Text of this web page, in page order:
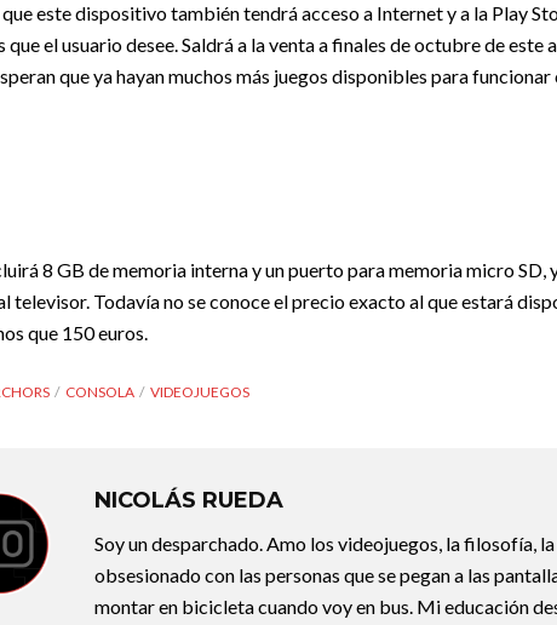
este dispositivo también tendrá acceso a Internet y a la Play
que el usuario desee. Saldrá a la venta a finales de octubre de este
que ya hayan muchos más juegos disponibles para funcionar
8 GB de memoria interna y un puerto para memoria micro
televisor. Todavía no se conoce el precio exacto al que estará
que 150 euros.
CONSOLA VIDEOJUEGOS
NICOLÁS RUEDA
Soy un desparchado. Amo los videojuegos, la filosofía,
obsesionado con las personas que se pegan a las
montar en bicicleta cuando voy en bus. Mi educación